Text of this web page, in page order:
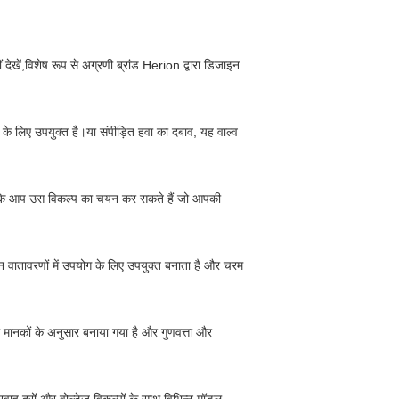
रूप से अग्रणी ब्रांड Herion द्वारा डिजाइन
उपयुक्त है।या संपीड़ित हवा का दबाव, यह वाल्व
आप उस विकल्प का चयन कर सकते हैं जो आपकी
में उपयोग के लिए उपयुक्त बनाता है और चरम
के अनुसार बनाया गया है और गुणवत्ता और